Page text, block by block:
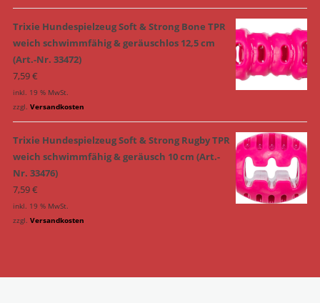
Trixie Hundespielzeug Soft & Strong Bone TPR
weich schwimmfähig & geräuschlos 12,5 cm
(Art.-Nr. 33472)
7,59€
inkl. 19 % MwSt.
zzgl. Versandkosten
Trixie Hundespielzeug Soft & Strong Rugby TPR
weich schwimmfähig & geräusch 10 cm (Art.-
Nr. 33476)
7,59€
inkl. 19 % MwSt.
zzgl. Versandkosten